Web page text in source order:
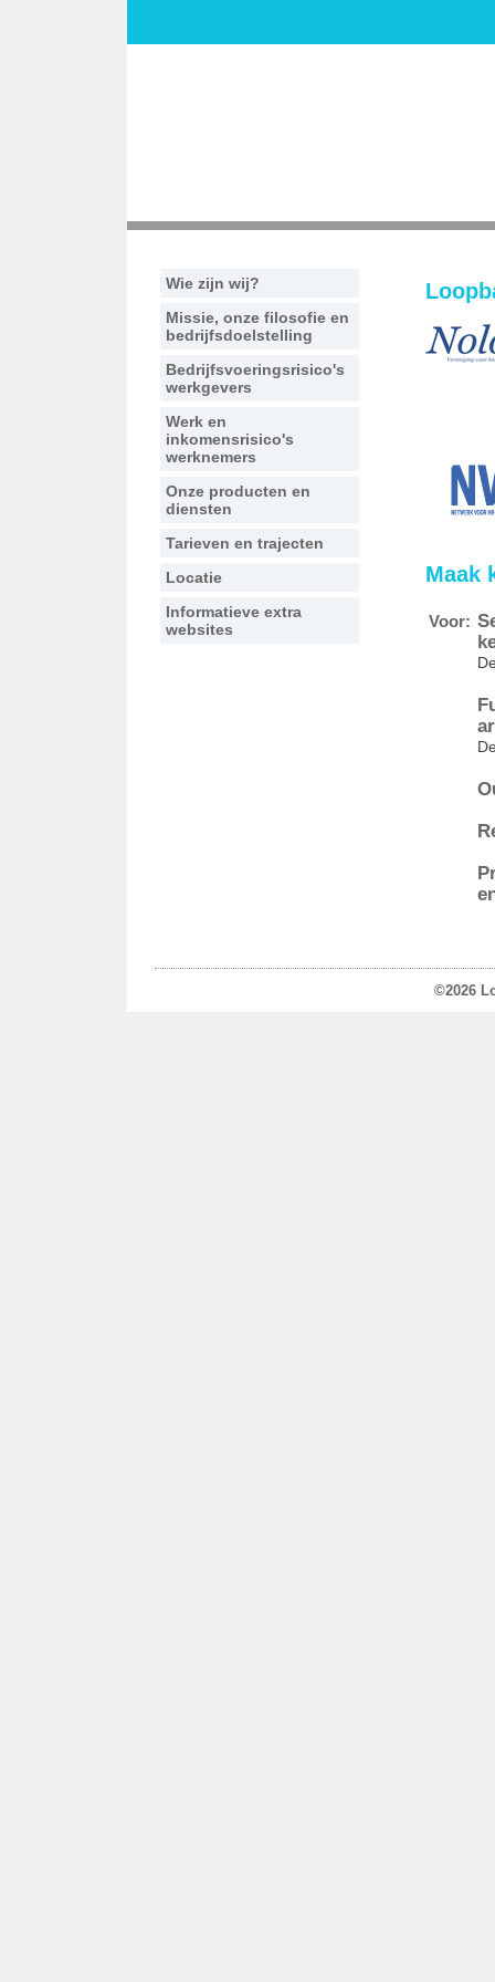
Wie zijn wij?
Missie, onze filosofie en
bedrijfsdoelstelling
Bedrijfsvoeringsrisico's
werkgevers
Werk en
inkomensrisico's
werknemers
Onze producten en
diensten
Tarieven en trajecten
Locatie
Informatieve extra
websites
Maak
Voor:
©2026